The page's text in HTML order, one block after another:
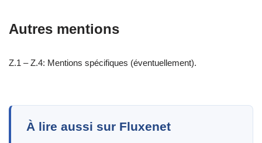
Autres mentions
Z.1 – Z.4: Mentions spécifiques (éventuellement).
À lire aussi sur Fluxenet